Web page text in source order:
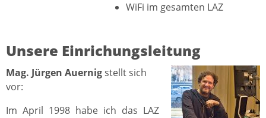
WiFi im gesamten LAZ
Unsere Einrichungsleitung
Mag. Jürgen Auernigstellt sich
vor:
Im April 1998 habe ich das LAZ